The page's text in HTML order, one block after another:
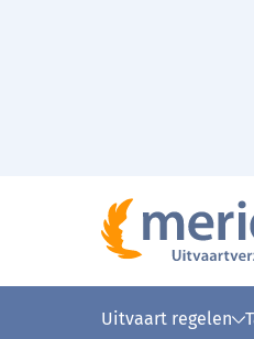
Uitvaart regelen
Lees voor